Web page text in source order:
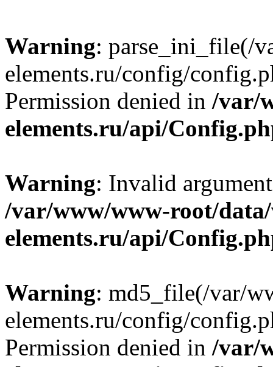
Warning: parse_ini_file(/
elements.ru/config/
Permission denied in /var/
elements.ru/api/
Warning: Invalid
/var/www/www-root/
elements.ru/api/
Warning: md5_file(/var/
elements.ru/config/
Permission denied in /var/